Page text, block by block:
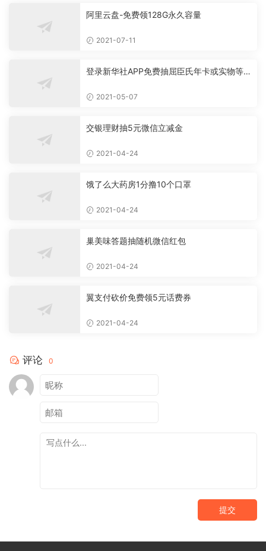
阿里云盘-免费领128G永久容量
2021-07-11
登录新华社APP免费抽屈臣氏年卡或实物等
2021-05-07
交银理财抽5元微信立减金
2021-04-24
饿了么大药房1分撸10个口罩
2021-04-24
巢美味答题抽随机微信红包
2021-04-24
翼支付砍价免费领5元话费券
2021-04-24
评论 0
提交